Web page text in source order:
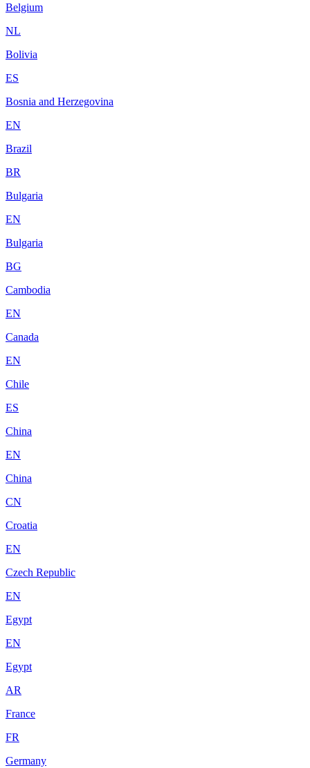
Belgium
NL
Bolivia
ES
Bosnia and Herzegovina
EN
Brazil
BR
Bulgaria
EN
Bulgaria
BG
Cambodia
EN
Canada
EN
Chile
ES
China
EN
China
CN
Croatia
EN
Czech Republic
EN
Egypt
EN
Egypt
AR
France
FR
Germany